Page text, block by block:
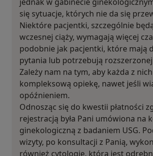
się sytuacje, których nie da się
Niektóre pacjentki, szczególnie
wczesnej ciąży, wymagają więcej
podobnie jak pacjentki, które mają
pytania lub potrzebują
Zależy nam na tym, aby każda z
kompleksową opiekę, nawet jeśli
opóźnieniem.
Odnosząc się do kwestii płatności
rejestracją była Pani umówiona na
ginekologiczną z badaniem USG.
wizyty, po konsultacji z Panią,
również cytologię, która jest